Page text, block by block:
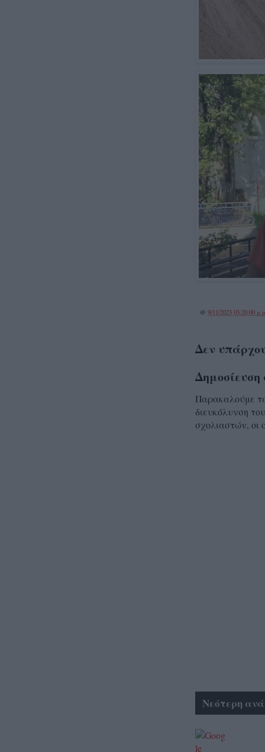
@ 9/11/2023 03:20:00
Δεν
Δημοσίευση
Παρακαλούμε
διευκόλυνση
σχολιαστών, οι
Νεότερη